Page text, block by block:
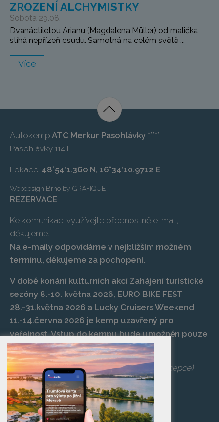
ZROZENÍ ALCHYMISTKY
Sobota 29.08.
Dvanáctiletou Arianu (Magdalena Müller) od malička
stíhá nepřízeň osudu. Samotná na celém světě ...
Více
Autokemp ATC Merkur Pasohlávky *****
Pasohlávky 114 E
Lokace: 48°54’1.360 N, 16°34’10.9712 E
Webdesign Brno by GRAFIQUE
REZERVACE
Ke komunikaci využívejte přednostně e-mail,
děkujeme.
Na e-maily odpovídáme v nejbližším možném
termínu, děkujeme za pochopení.
V době konání kulturních akcí Zahájení turistické
sezóny 8.-10. května 2026, EURO BIKE FEST
28.-31.května 2026 a Lucky Cruisers Weekend
11.-14.června 2026 je kemp uzavřený pro
veřejnost. Vstup do kempu bude umožněn pouze
po zaplacení vstupenky na danou akci.
Telefon:+420 519 427 714,539 029 266
(recepce)
E-mail:camp@pasohlavky.cz